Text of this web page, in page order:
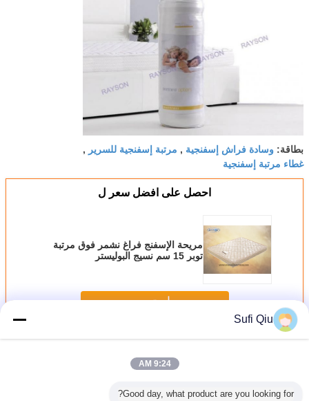
بطاقة: وسادة فراش إسفنجية , مرتبة إسفنجية للسرير ,
غطاء مرتبة إسفنجية
احصل على افضل سعر ل
مريحة الإسفنج فراغ نشمر فوق مرتبة
توبر 15 سم نسيج البوليستر
استمر
أكثرمرتبة إسفنجية مضغوطة
Sufi Qiu
9:24 AM
Good day, what product are you looking for?